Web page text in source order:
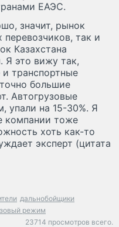
ЕАЭС.
значит, рынок
так и
Казахстана
Я это вижу так,
транспортные
большие
Автогрузовые
упали на 15-30%. Я
компании тоже
хоть как-то
эксперт (цитата
дальнобойщики
режим
23714 просмотров всего.